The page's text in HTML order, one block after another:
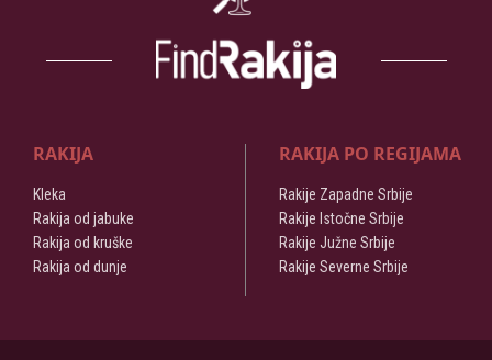
RAKIJA
Kleka
Rakija od jabuke
Rakija od kruške
Rakija od dunje
RAKIJA PO REGIJAMA
Rakije Zapadne Srbije
Rakije Istočne Srbije
Rakije Južne Srbije
Rakije Severne Srbije